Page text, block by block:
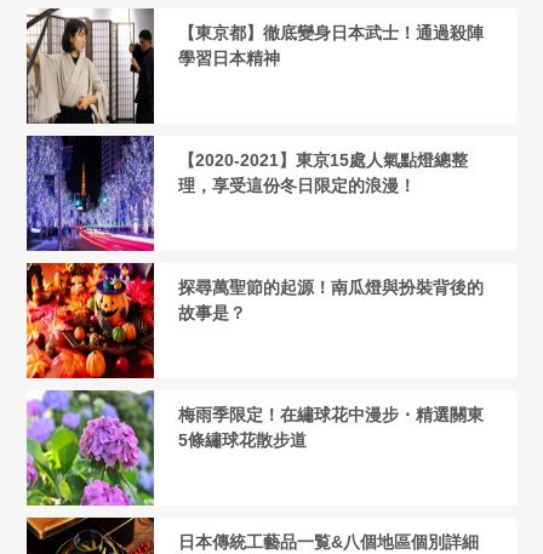
【東京都】徹底變身日本武士！通過殺陣
學習日本精神
【2020-2021】東京15處人氣點燈總整
理，享受這份冬日限定的浪漫！
探尋萬聖節的起源！南瓜燈與扮裝背後的
故事是？
梅雨季限定！在繡球花中漫步・精選關東
5條繡球花散步道
日本傳統工藝品一覧&八個地區個別詳細